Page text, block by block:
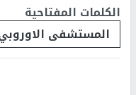
الكلمات المفتاحية
المستشفى